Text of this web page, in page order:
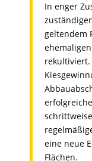
In enger
geltendem
rekultiviert.
eine neue
Flächen.